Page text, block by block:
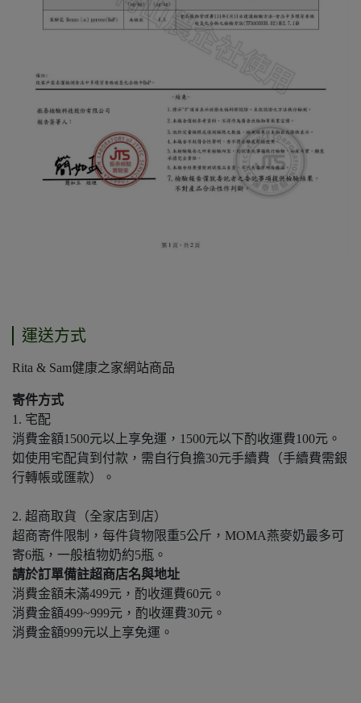
運送方式
Rita & Sam健康之家網站商品
寄件方式
1. 宅配
消費金額1500元以上享免運，1500元以下酌收運費100元。
如使用宅配貨到付款，需自行負擔30元手續費（手續費需銀
行轉帳或匯款）。
2. 超商取貨（全家店到店）
超商寄件限制，每件貨物限重5公斤，MOMA燕麥奶最多可
寄6瓶，一般植物奶約5瓶。
請於訂單備註超商店名與地址
消費金額未滿499元，酌收運費60元。
消費金額499~999元，酌收運費30元。
消費金額999元以上享免運。